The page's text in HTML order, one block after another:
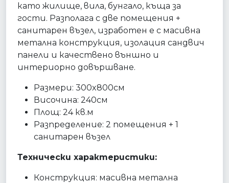
като жилище, вила, бунгало, къща за
гости. Разполага с две помещения +
санитарен възел, изработен е с масивна
метална конструкция, изолация сандвич
панели и качествено външно и
интериорно довършване.
Размери: 300x800см
Височина: 240см
Площ: 24 кв.м
Разпределение: 2 помещения + 1
санитарен възел
Технически характеристики:
Конструкция: масивна метална